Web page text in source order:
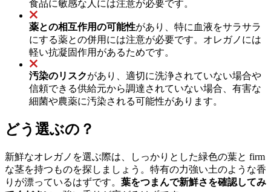
食品に敏感な人には注意が必要です。
薬との相互作用の可能性があり、特に血液をサラサラ
にする薬との併用には注意が必要です。オレガノには
軽い抗凝固作用があるためです。
汚染のリスクがあり、適切に洗浄されていない場合や
信頼できる供給元から調達されていない場合、有害な
細菌や農薬に汚染される可能性があります。
どう選ぶの？
新鮮なオレガノを選ぶ際は、しっかりとした緑色の葉と firm
な茎を持つものを探しましょう。特有の力強い土のような香
りが漂っているはずです。 葉をつまんで新鮮さを確認してみ